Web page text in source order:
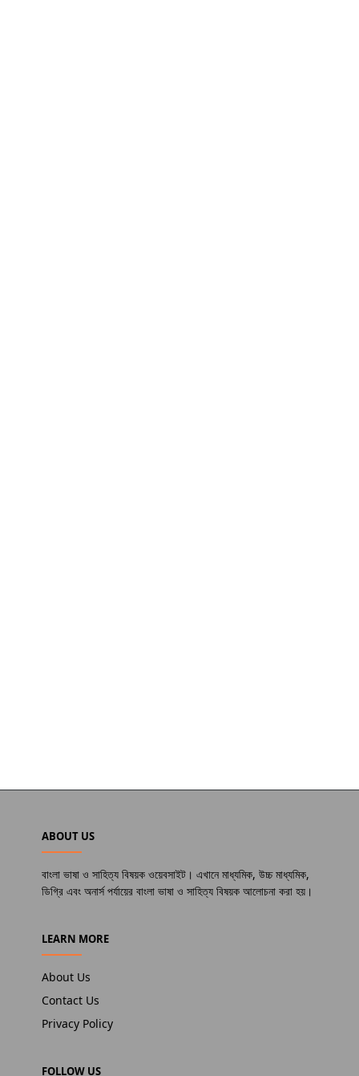
ABOUT US
বাংলা ভাষা ও সাহিত্য বিষয়ক ওয়েবসাইট। এখানে মাধ্যমিক, উচ্চ মাধ্যমিক,
ডিগ্রি এবং অনার্স পর্যায়ের বাংলা ভাষা ও সাহিত্য বিষয়ক আলোচনা করা হয়।
LEARN MORE
About Us
Contact Us
Privacy Policy
FOLLOW US